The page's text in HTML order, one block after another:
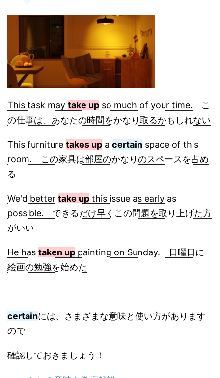
This task may take up so much of your time. こ
の仕事は、あなたの時間をかなり取るかもしれない
This furniture takes up a certain space of this
room. この家具は部屋のかなりのスペースを占め
る
We'd better take up this issue as early as
possible. できるだけ早くこの問題を取り上げた方
がいい
He has taken up painting on Sunday. 日曜日に
絵画の勉強を始めた
certainには、さまざまな意味と使い方があります
ので
確認しておきましょう！